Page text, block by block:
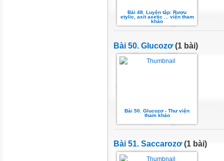
Bài 48. Luyện tập: Rượu
etylic, axit axetic ... viện tham
khảo
Bài 50. Glucozơ(1 bài)
Bài 50. Glucozơ - Thư viện
tham khảo
Bài 51. Saccarozơ(1 bài)